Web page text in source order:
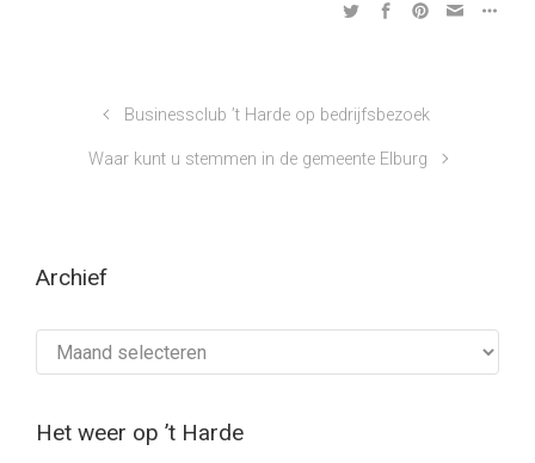
Businessclub ’t Harde op bedrijfsbezoek
Waar kunt u stemmen in de gemeente Elburg
Archief
Het weer op ’t Harde